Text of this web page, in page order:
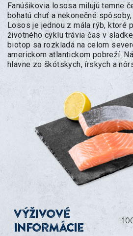
Fanúšikovia lososa milujú temne
bohatú chuť a nekonečné
Losos je jednou z mála rýb, ktoré
životného cyklu trávia čas v
biotop sa rozkladá na celom
americkom atlantickom pobreží.
hlavne zo škótskych, írskych a
Výživové
informácie